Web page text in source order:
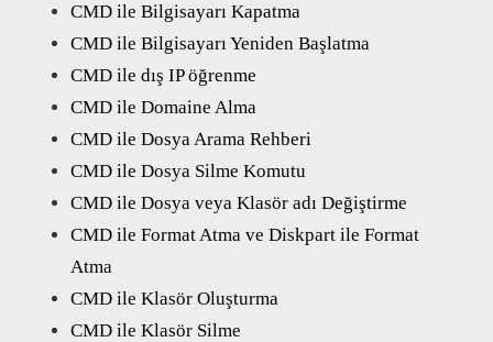
CMD ile Bilgisayarı Kapatma
CMD ile Bilgisayarı Yeniden Başlatma
CMD ile dış IP öğrenme
CMD ile Domaine Alma
CMD ile Dosya Arama Rehberi
CMD ile Dosya Silme Komutu
CMD ile Dosya veya Klasör adı Değiştirme
CMD ile Format Atma ve Diskpart ile Format
Atma
CMD ile Klasör Oluşturma
CMD ile Klasör Silme